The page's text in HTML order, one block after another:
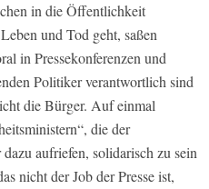
in die Öffentlichkeit
und Tod geht, saßen
in Pressekonferenzen und
Politiker verantwortlich sind
die Bürger. Auf einmal
die der
aufriefen, solidarisch zu sein
nicht der Job der Presse ist,